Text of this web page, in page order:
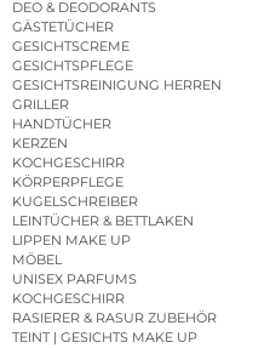
DEO & DEODORANTS
GÄSTETÜCHER
GESICHTSCREME
GESICHTSPFLEGE
GESICHTSREINIGUNG HERREN
GRILLER
HANDTÜCHER
KERZEN
KOCHGESCHIRR
KÖRPERPFLEGE
KUGELSCHREIBER
LEINTÜCHER & BETTLAKEN
LIPPEN MAKE UP
MÖBEL
UNISEX PARFUMS
KOCHGESCHIRR
RASIERER & RASUR ZUBEHÖR
TEINT | GESICHTS MAKE UP